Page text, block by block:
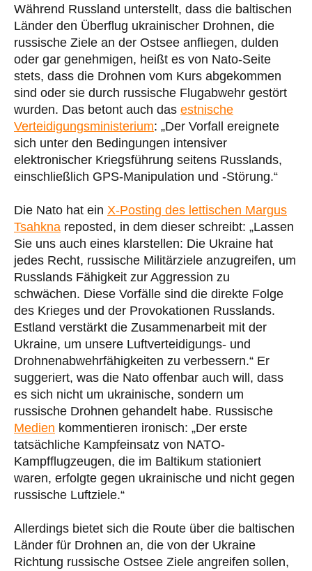
Während Russland unterstellt, dass die baltischen
Länder den Überflug ukrainischer Drohnen, die
russische Ziele an der Ostsee anfliegen, dulden
oder gar genehmigen, heißt es von Nato-Seite
stets, dass die Drohnen vom Kurs abgekommen
sind oder sie durch russische Flugabwehr gestört
wurden. Das betont auch das estnische
Verteidigungsministerium: „Der Vorfall ereignete
sich unter den Bedingungen intensiver
elektronischer Kriegsführung seitens Russlands,
einschließlich GPS-Manipulation und -Störung.“
Die Nato hat ein X-Posting des lettischen Margus
Tsahkna reposted, in dem dieser schreibt: „Lassen
Sie uns auch eines klarstellen: Die Ukraine hat
jedes Recht, russische Militärziele anzugreifen, um
Russlands Fähigkeit zur Aggression zu
schwächen. Diese Vorfälle sind die direkte Folge
des Krieges und der Provokationen Russlands.
Estland verstärkt die Zusammenarbeit mit der
Ukraine, um unsere Luftverteidigungs- und
Drohnenabwehrfähigkeiten zu verbessern.“ Er
suggeriert, was die Nato offenbar auch will, dass
es sich nicht um ukrainische, sondern um
russische Drohnen gehandelt habe. Russische
Medien kommentieren ironisch: „Der erste
tatsächliche Kampfeinsatz von NATO-
Kampfflugzeugen, die im Baltikum stationiert
waren, erfolgte gegen ukrainische und nicht gegen
russische Luftziele.“
Allerdings bietet sich die Route über die baltischen
Länder für Drohnen an, die von der Ukraine
Richtung russische Ostsee Ziele angreifen sollen,